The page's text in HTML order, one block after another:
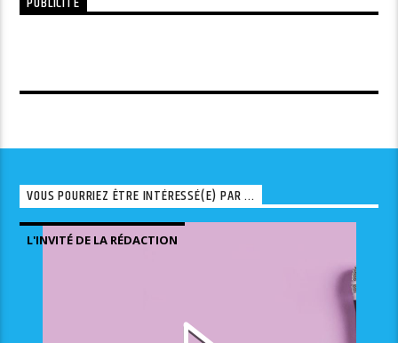
VOUS POURRIEZ ÊTRE INTÉRESSÉ(E) PAR ...
L'INVITÉ DE LA RÉDACTION